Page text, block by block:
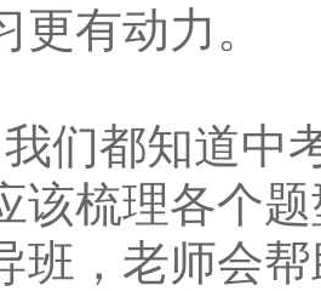
更有动力。
都知道中考
该梳理各个
班，老师会